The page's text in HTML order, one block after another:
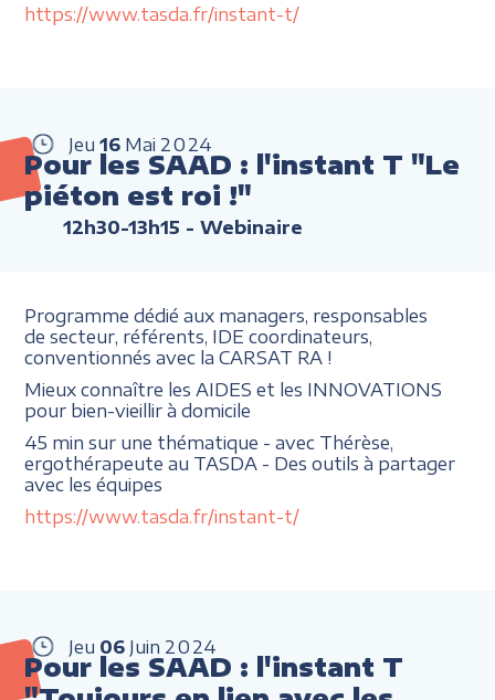
https://www.tasda.fr/instant-t/
Jeu 16 Mai 2024
Pour les SAAD : l'instant T "Le
piéton est roi !"
12h30-13h15 - Webinaire
Programme dédié aux managers, responsables
de secteur, référents, IDE coordinateurs,
conventionnés avec la CARSAT RA !
Mieux connaître les AIDES et les INNOVATIONS
pour bien-vieillir à domicile
45 min sur une thématique - avec Thérèse,
ergothérapeute au TASDA - Des outils à partager
avec les équipes
https://www.tasda.fr/instant-t/
Jeu 06 Juin 2024
Pour les SAAD : l'instant T